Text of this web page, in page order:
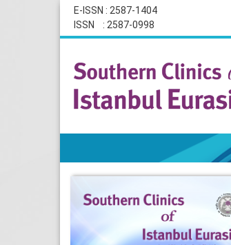
E-ISSN : 2587-1404
ISSN : 2587-0998